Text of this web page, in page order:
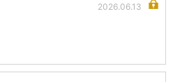
2026.06.13